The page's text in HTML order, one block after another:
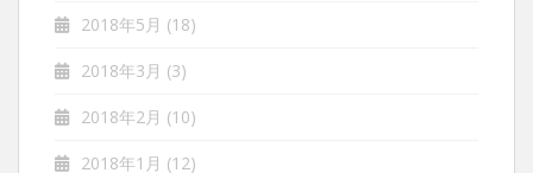
2018年5月 (18)
2018年3月 (3)
2018年2月 (10)
2018年1月 (12)